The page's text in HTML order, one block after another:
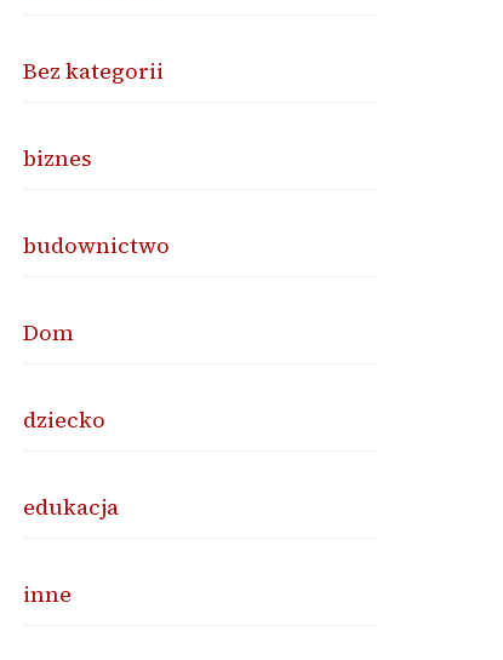
Bez kategorii
biznes
budownictwo
Dom
dziecko
edukacja
inne